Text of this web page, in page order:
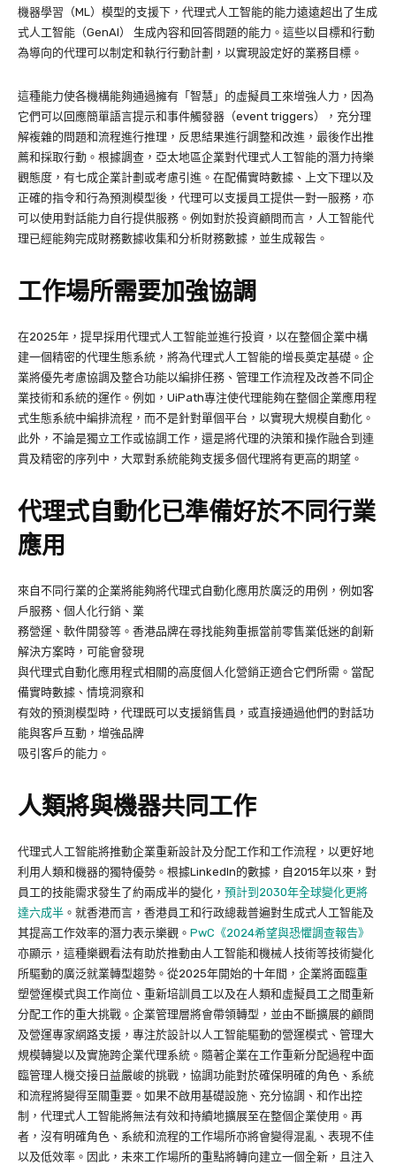
機器學習（ML）模型的支援下，代理式人工智能的能力遠遠超出了生成
式人工智能（GenAI） 生成內容和回答問題的能力。這些以目標和行動
為導向的代理可以制定和執行行動計劃，以實現設定好的業務目標。
這種能力使各機構能夠通過擁有「智慧」的虛擬員工來增強人力，因為
它們可以回應簡單語言提示和事件觸發器（event triggers），充分理
解複雜的問題和流程進行推理，反思結果進行調整和改進，最後作出推
薦和採取行動。根據調查，亞太地區企業對代理式人工智能的潛力持樂
觀態度，有七成企業計劃或考慮引進。在配備實時數據、上文下理以及
正確的指令和行為預測模型後，代理可以支援員工提供一對一服務，亦
可以使用對話能力自行提供服務。例如對於投資顧問而言，人工智能代
理已經能夠完成財務數據收集和分析財務數據，並生成報告。
工作場所需要加強協調
在2025年，提早採用代理式人工智能並進行投資，以在整個企業中構
建一個精密的代理生態系統，將為代理式人工智能的增長奠定基礎。企
業將優先考慮協調及整合功能以編排任務、管理工作流程及改善不同企
業技術和系統的運作。例如，UiPath專注使代理能夠在整個企業應用程
式生態系統中編排流程，而不是針對單個平台，以實現大規模自動化。
此外，不論是獨立工作或協調工作，還是將代理的決策和操作融合到連
貫及精密的序列中，大眾對系統能夠支援多個代理將有更高的期望。
代理式自動化已準備好於不同行業
應用
來自不同行業的企業將能夠將代理式自動化應用於廣泛的用例，例如客
戶服務、個人化行銷、業
務營運、軟件開發等。香港品牌在尋找能夠重振當前零售業低迷的創新
解決方案時，可能會發現
與代理式自動化應用程式相關的高度個人化營銷正適合它們所需。當配
備實時數據、情境洞察和
有效的預測模型時，代理既可以支援銷售員，或直接通過他們的對話功
能與客戶互動，增強品牌
吸引客戶的能力。
人類將與機器共同工作
代理式人工智能將推動企業重新設計及分配工作和工作流程，以更好地
利用人類和機器的獨特優勢。根據LinkedIn的數據，自2015年以來，對
員工的技能需求發生了約兩成半的變化， 預計到2030年全球變化更將
達六成半 。就香港而言，香港員工和行政總裁普遍對生成式人工智能及
其提高工作效率的潛力表示樂觀。 PwC《2024希望與恐懼調查報告》
亦顯示，這種樂觀看法有助於推動由人工智能和機械人技術等技術變化
所驅動的廣泛就業轉型趨勢。從2025年開始的十年間，企業將面臨重
塑營運模式與工作崗位、重新培訓員工以及在人類和虛擬員工之間重新
分配工作的重大挑戰。企業管理層將會帶領轉型，並由不斷擴展的顧問
及營運專家網路支援，專注於設計以人工智能驅動的營運模式、管理大
規模轉變以及實施跨企業代理系統。隨著企業在工作重新分配過程中面
臨管理人機交接日益嚴峻的挑戰，協調功能對於確保明確的角色、系統
和流程將變得至關重要。如果不啟用基礎設施、充分協調、和作出控
制，代理式人工智能將無法有效和持續地擴展至在整個企業使用。再
者，沒有明確角色、系統和流程的工作場所亦將會變得混亂、表現不佳
以及低效率。因此，未來工作場所的重點將轉向建立一個全新，且注入